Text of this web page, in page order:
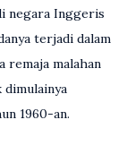
negara Inggeris
terjadi dalam
remaja malahan
dimulainya
1960-an.